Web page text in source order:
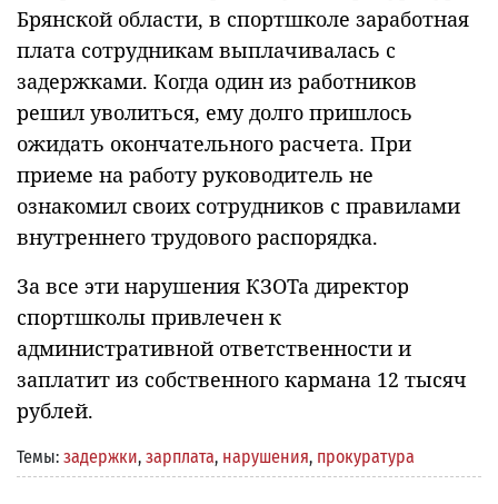
Брянской области, в спортшколе заработная
плата сотрудникам выплачивалась с
задержками. Когда один из работников
решил уволиться, ему долго пришлось
ожидать окончательного расчета. При
приеме на работу руководитель не
ознакомил своих сотрудников с правилами
внутреннего трудового распорядка.
За все эти нарушения КЗОТа директор
спортшколы привлечен к
административной ответственности и
заплатит из собственного кармана 12 тысяч
рублей.
Темы: задержки, зарплата, нарушения, прокуратура